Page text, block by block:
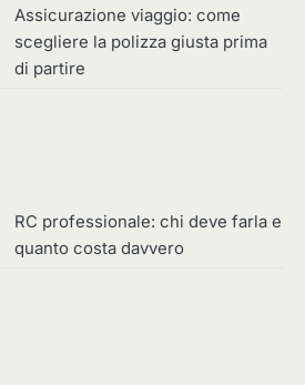
Assicurazione viaggio: come
scegliere la polizza giusta prima
di partire
RC professionale: chi deve farla e
quanto costa davvero